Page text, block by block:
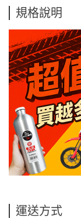
規格說明
運送方式